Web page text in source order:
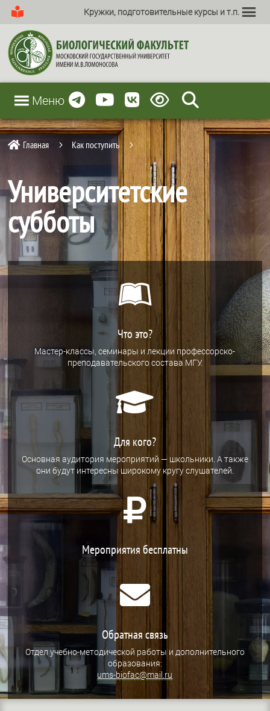
Кружки, подготовительные курсы и т.п.
Меню
 Главная 5 Как поступить 5
Университетские
субботы

Что это?
Мастер-классы, семинары и лекции профессорско-
преподавательского состава МГУ.

Для кого?
Основная аудитория мероприятий — школьники. А также
они будут интересны широкому кругу слушателей.

Мероприятия бесплатны

Обратная связь
Отдел учебно-методической работы и дополнительного
образования:
ums-biofac@mail.ru